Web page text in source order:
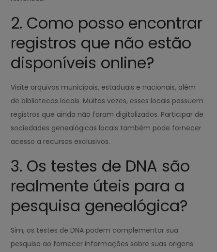
2. Como posso encontrar
registros que não estão
disponíveis online?
Visite arquivos municipais, estaduais e nacionais, além
de bibliotecas locais. Muitas vezes, esses locais possuem
registros que ainda não foram digitalizados. Participar de
sociedades genealógicas locais também pode fornecer
acesso a recursos exclusivos.
3. Os testes de DNA são
realmente úteis para a
pesquisa genealógica?
Sim, os testes de DNA podem complementar sua
pesquisa ao fornecer informações sobre suas origens